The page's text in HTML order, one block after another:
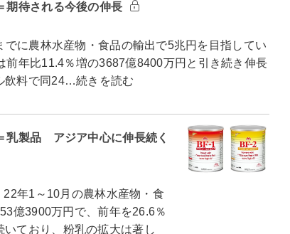
期待される今後の伸長
農林水産物・食品の輸出で5兆円を目指してい
年比11.4％増の3687億8400万円と引き続き伸長
飲料で同24…続きを読む
乳製品 アジア中心に伸長続く
年1～10月の農林水産物・食
億3900万円で、前年を26.6％
ており、粉乳の拡大は著し